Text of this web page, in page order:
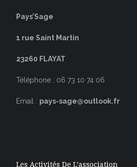
Pays’Sage
1 rue Saint Martin
23260 FLAYAT
Téléphone : 06 73 10 74 06
Email : pays-sage@outlook.fr
Les Activités De L’association